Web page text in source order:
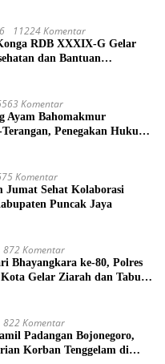
11224 Komentar
RDB XXXIX-G Gelar
dan Bantuan
Komentar
Ayam Bahomakmur
Penegakan Hukum
Komentar
Jumat Sehat Kolaborasi
Puncak Jaya
872 Komentar
Bhayangkara ke-80, Polres
Gelar Ziarah dan Tabur
822 Komentar
Padangan Bojonegoro,
Korban Tenggelam di